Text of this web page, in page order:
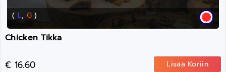
( L, G )
Chicken Tikka
€ 16.60 Lisää Koriin